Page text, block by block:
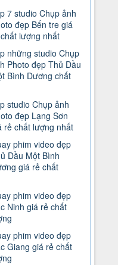
7 studio Chụp ảnh
đẹp Bến tre giá
lượng nhất
những studio Chụp
Photo đẹp Thủ Dầu
Bình Dương chất
studio Chụp ảnh
đẹp Lạng Sơn
rẻ chất lượng nhất
phim video đẹp
Dầu Một Bình
giá rẻ chất
phim video đẹp
Ninh giá rẻ chất
phim video đẹp
Giang giá rẻ chất